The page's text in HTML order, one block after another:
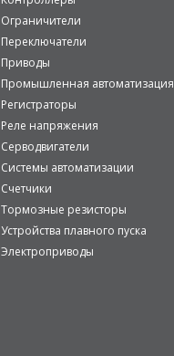
Ограничители
Переключатели
Приводы
Промышленная автоматизация
Регистраторы
Реле напряжения
Серводвигатели
Системы автоматизации
Счетчики
Тормозные резисторы
Устройства плавного пуска
Электроприводы